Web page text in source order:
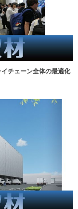
チェーン全体の最適化